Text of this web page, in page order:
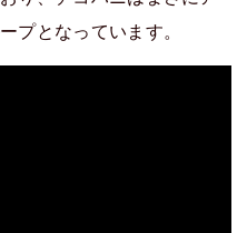
プとなっています。